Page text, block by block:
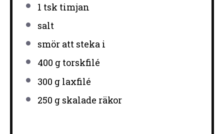
1 tsk timjan
salt
smör att steka i
400 gtorskfilé
300 glaxfilé
250 gskalade räkor